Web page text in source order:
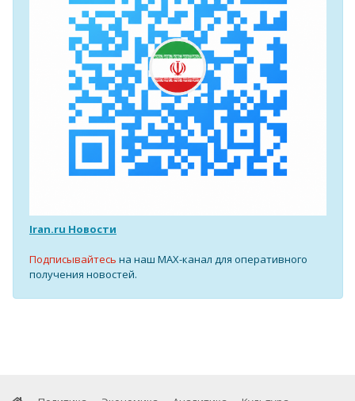
Iran.ru Новости
Подписывайтесь на наш MAX-канал для оперативного
получения новостей.